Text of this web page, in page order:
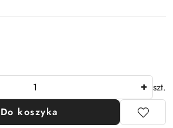
szt.
Do koszyka